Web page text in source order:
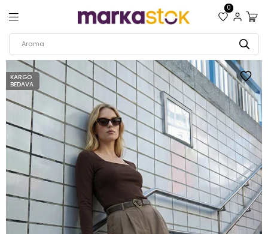
0
KARGO
BEDAVA